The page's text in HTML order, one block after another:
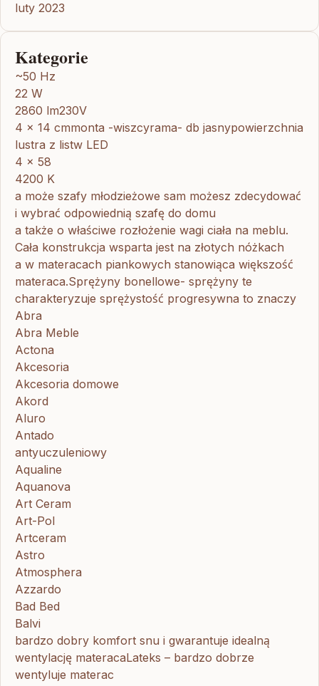
luty 2023
Kategorie
~50 Hz
22 W
2860 lm230V
4 x 14 cmmonta -wiszcyrama- db jasnypowierzchnia
lustra z listw LED
4 x 58
4200 K
a może szafy młodzieżowe sam możesz zdecydować
i wybrać odpowiednią szafę do domu
a także o właściwe rozłożenie wagi ciała na meblu.
Cała konstrukcja wsparta jest na złotych nóżkach
a w materacach piankowych stanowiąca większość
materaca.Sprężyny bonellowe- sprężyny te
charakteryzuje sprężystość progresywna to znaczy
Abra
Abra Meble
Actona
Akcesoria
Akcesoria domowe
Akord
Aluro
Antado
antyuczuleniowy
Aqualine
Aquanova
Art Ceram
Art-Pol
Artceram
Astro
Atmosphera
Azzardo
Bad Bed
Balvi
bardzo dobry komfort snu i gwarantuje idealną
wentylację materacaLateks – bardzo dobrze
wentyluje materac